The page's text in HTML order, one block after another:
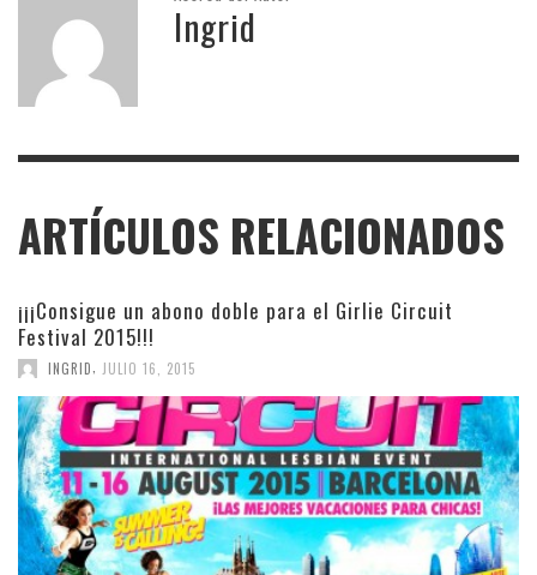
Ingrid
ARTÍCULOS RELACIONADOS
¡¡¡Consigue un abono doble para el Girlie Circuit
Festival 2015!!!
INGRID JULIO 16, 2015